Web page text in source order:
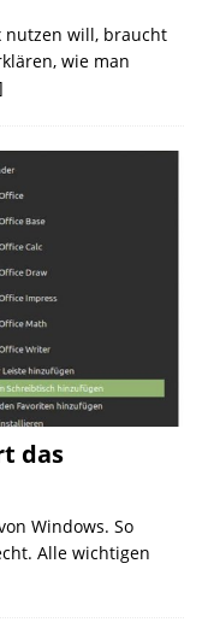
nutzen will, braucht
wie man
das
Windows. So
Alle wichtigen